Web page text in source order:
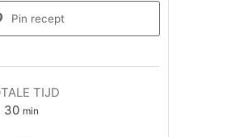
Pin recept
TIJD
30 min